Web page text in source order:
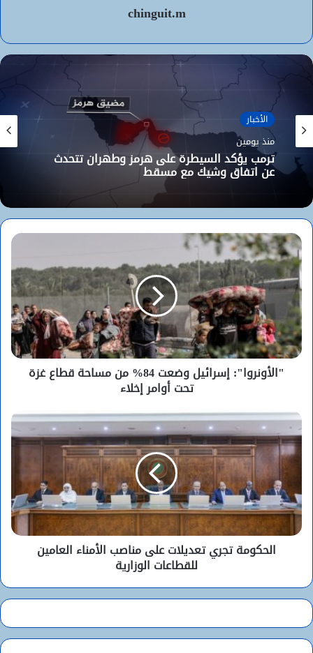
chinguit.m
الأخبار
منذ يومين
ترمب يؤكد السيطرة على هرمز وطهران تتحدث
عن اتفاق وشيك مع مسقط
"الأونروا": إسرائيل وضعت 84% من مساحة قطاع غزة
تحت أوامر إخلاء
الحكومة تجري تعديلات على مناصب الأمناء العامين
للقطاعات الوزارية